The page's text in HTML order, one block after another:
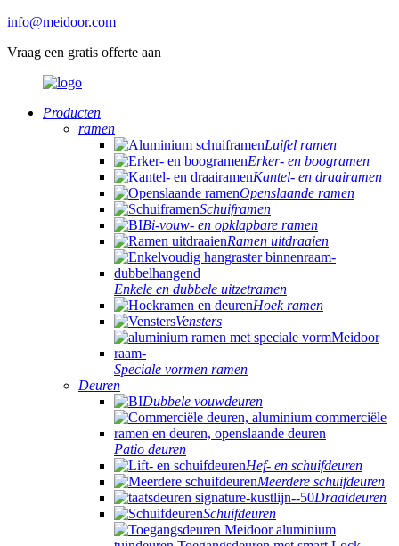
info@meidoor.com
Vraag een gratis offerte aan
Producten
ramen
Luifel ramen
Erker- en boogramen
Kantel- en draairamen
Openslaande ramen
Schuiframen
Bi-vouw- en opklapbare ramen
Ramen uitdraaien
Enkele en dubbele uitzetramen
Hoek ramen
Vensters
Speciale vormen ramen
Deuren
Dubbele vouwdeuren
Patio deuren
Hef- en schuifdeuren
Meerdere schuifdeuren
Draaideuren
Schuifdeuren